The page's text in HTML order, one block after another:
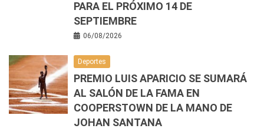
PARA EL PRÓXIMO 14 DE
SEPTIEMBRE
06/08/2026
Deportes
PREMIO LUIS APARICIO SE SUMARÁ
AL SALÓN DE LA FAMA EN
COOPERSTOWN DE LA MANO DE
JOHAN SANTANA